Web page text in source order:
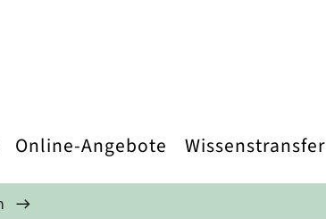
Online-Angebote Wissenstransfer